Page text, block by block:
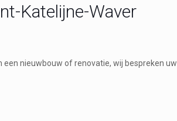
Katelijne-Waver
nieuwbouw of renovatie, wij bespreken uw